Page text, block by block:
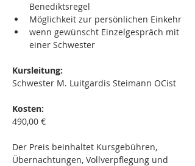
Benediktsregel
Möglichkeit zur persönlichen Einkehr
wenn gewünscht Einzelgespräch mit
einer Schwester
Kursleitung:
Schwester M. Luitgardis Steimann OCist
Kosten:
490,00 €
Der Preis beinhaltet Kursgebühren,
Übernachtungen, Vollverpflegung und